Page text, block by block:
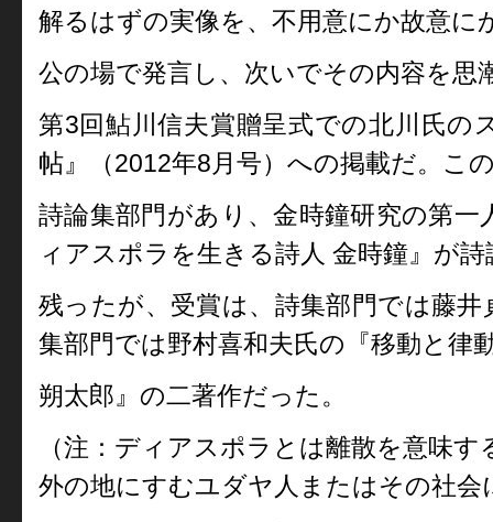
解るはずの実像を、不用意にか故意に
公の場で発言し、次いでその内容を思
第3回鮎川信夫賞贈呈式での北川氏の
帖』（2012年8月号）への掲載だ。こ
詩論集部門があり、金時鐘研究の第
ィアスポラを生きる詩人 金時鐘』が
残ったが、受賞は、詩集部門では藤
集部門では野村喜和夫氏の『移動と律
朔太郎』の二著作だった。
（注：ディアスポラとは離散を意味
外の地にすむユダヤ人またはその社